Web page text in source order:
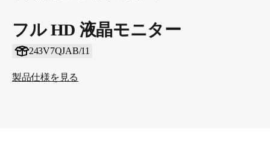
フル HD 液晶モニター
243V7QJAB/11
製品仕様を見る